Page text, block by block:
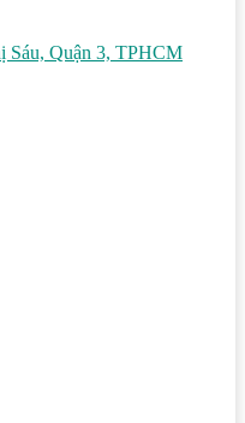
Sáu, Quận 3, TPHCM